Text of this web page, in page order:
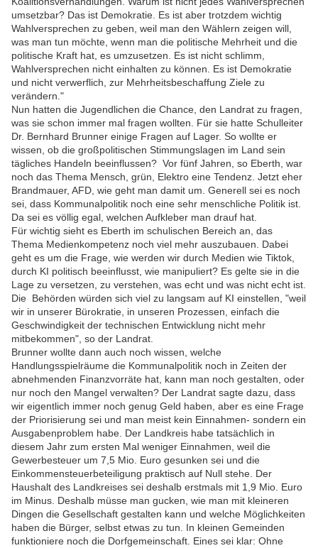
umsetzbar? Das ist Demokratie. Es ist aber trotzdem wichtig
Wahlversprechen zu geben, weil man den Wählern zeigen will,
was man tun möchte, wenn man die politische Mehrheit und die
politische Kraft hat, es umzusetzen. Es ist nicht schlimm,
Wahlversprechen nicht einhalten zu können. Es ist Demokratie
und nicht verwerflich, zur Mehrheitsbeschaffung Ziele zu
verändern."
Nun hatten die Jugendlichen die Chance, den Landrat zu fragen,
was sie schon immer mal fragen wollten. Für sie hatte Schulleiter
Dr. Bernhard Brunner einige Fragen auf Lager. So wollte er
wissen, ob die großpolitischen Stimmungslagen im Land sein
tägliches Handeln beeinflussen? Vor fünf Jahren, so Eberth, war
noch das Thema Mensch, grün, Elektro eine Tendenz. Jetzt eher
Brandmauer, AFD, wie geht man damit um. Generell sei es noch
sei, dass Kommunalpolitik noch eine sehr menschliche Politik ist.
Da sei es völlig egal, welchen Aufkleber man drauf hat.
Für wichtig sieht es Eberth im schulischen Bereich an, das
Thema Medienkompetenz noch viel mehr auszubauen. Dabei
geht es um die Frage, wie werden wir durch Medien wie Tiktok,
durch KI politisch beeinflusst, wie manipuliert? Es gelte sie in die
Lage zu versetzen, zu verstehen, was echt und was nicht echt ist.
Die Behörden würden sich viel zu langsam auf KI einstellen, "weil
wir in unserer Bürokratie, in unseren Prozessen, einfach die
Geschwindigkeit der technischen Entwicklung nicht mehr
mitbekommen", so der Landrat.
Brunner wollte dann auch noch wissen, welche
Handlungsspielräume die Kommunalpolitik noch in Zeiten der
abnehmenden Finanzvorräte hat, kann man noch gestalten, oder
nur noch den Mangel verwalten? Der Landrat sagte dazu, dass
wir eigentlich immer noch genug Geld haben, aber es eine Frage
der Priorisierung sei und man meist kein Einnahmen- sondern ein
Ausgabenproblem habe. Der Landkreis habe tatsächlich in
diesem Jahr zum ersten Mal weniger Einnahmen, weil die
Gewerbesteuer um 7,5 Mio. Euro gesunken sei und die
Einkommensteuerbeteiligung praktisch auf Null stehe. Der
Haushalt des Landkreises sei deshalb erstmals mit 1,9 Mio. Euro
im Minus. Deshalb müsse man gucken, wie man mit kleineren
Dingen die Gesellschaft gestalten kann und welche Möglichkeiten
haben die Bürger, selbst etwas zu tun. In kleinen Gemeinden
funktioniere noch die Dorfgemeinschaft. Eines sei klar: Ohne